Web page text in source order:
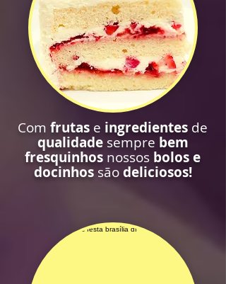
Com frutas e ingredientes de
qualidadesempre bem
fresquinhos nossos bolos e
docinhossãodeliciosos!